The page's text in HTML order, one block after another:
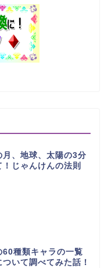
月、地球、太陽の3分
じゃんけんの法則
60種類キャラの一覧
いて調べてみた話！